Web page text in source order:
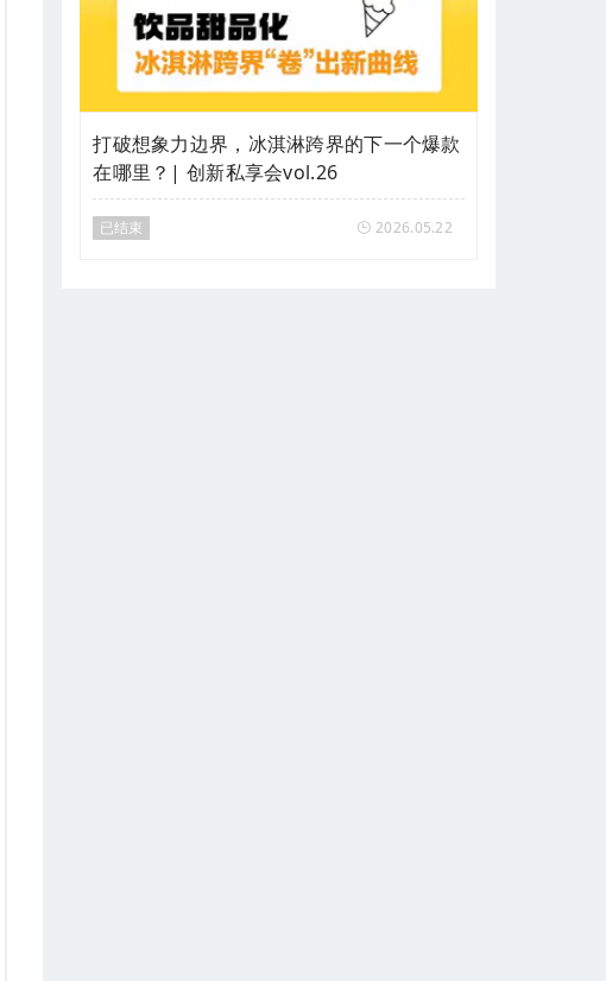
打破想象力边界，冰淇淋跨界的下一个爆款
在哪里？| 创新私享会vol.26
已结束 2026.05.22